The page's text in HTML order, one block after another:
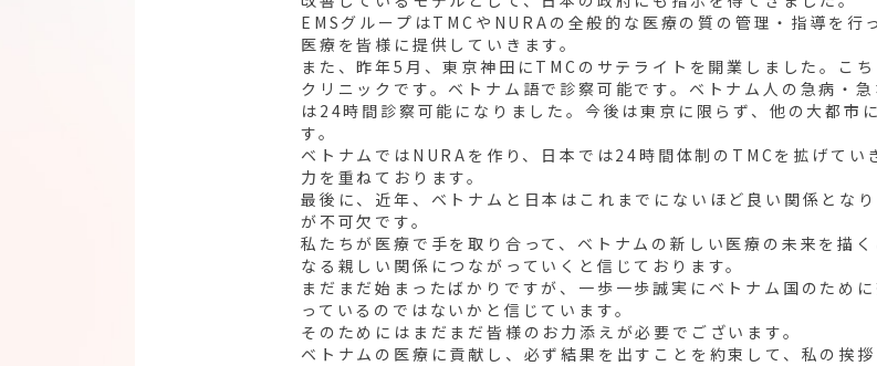
EMSグループはTMCやNURAの全般的な医療の質の管理・指導を行
医療を皆様に提供していきます。
また、昨年5月、東京神田にTMCのサテライトを開業しました。こ
クリニックです。ベトナム語で診察可能です。ベトナム人の急病・
は24時間診察可能になりました。今後は東京に限らず、他の大都市
す。
ベトナムではNURAを作り、日本では24時間体制のTMCを拡げてい
力を重ねております。
最後に、近年、ベトナムと日本はこれまでにないほど良い関係とな
が不可欠です。
私たちが医療で手を取り合って、ベトナムの新しい医療の未来を描
なる親しい関係につながっていくと信じております。
まだまだ始まったばかりですが、一歩一歩誠実にベトナム国のため
っているのではないかと信じています。
そのためにはまだまだ皆様のお力添えが必要でございます。
ベトナムの医療に貢献し、必ず結果を出すことを約束して、私の挨拶